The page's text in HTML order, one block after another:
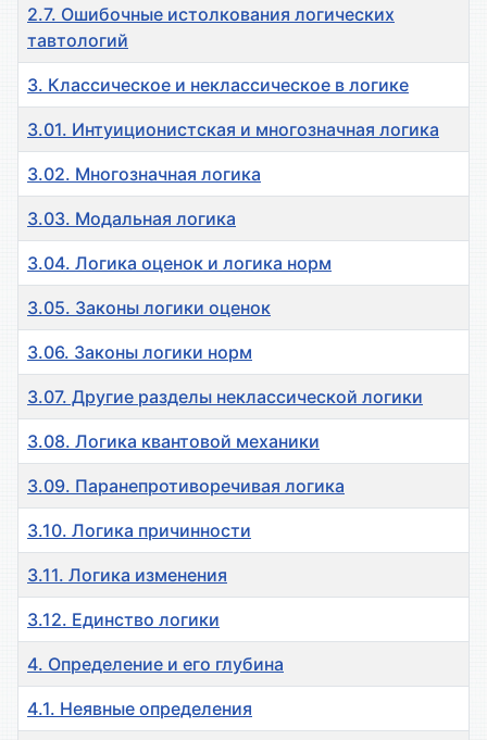
2.7. Ошибочные истолкования логических
тавтологий
3. Классическое и неклассическое в логике
3.01. Интуиционистская и многозначная логика
3.02. Многозначная логика
3.03. Модальная логика
3.04. Логика оценок и логика норм
3.05. Законы логики оценок
3.06. Законы логики норм
3.07. Другие разделы неклассической логики
3.08. Логика квантовой механики
3.09. Паранепротиворечивая логика
3.10. Логика причинности
3.11. Логика изменения
3.12. Единство логики
4. Определение и его глубина
4.1. Неявные определения